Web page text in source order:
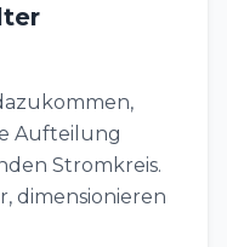
Aufteilung
Stromkreis.
dimensionieren